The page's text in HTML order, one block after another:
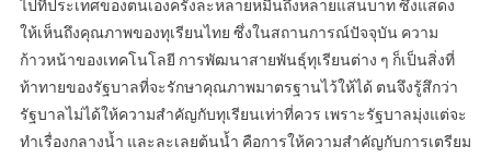
ไปที่ประเทศของตนเองครั้งละหลายหมื่นถึงหลายแสนบาท ซึ่งแสดง
ให้เห็นถึงคุณภาพของทุเรียนไทย ซึ่งในสถานการณ์ปัจจุบัน ความ
ก้าวหน้าของเทคโนโลยี การพัฒนาสายพันธุ์ทุเรียนต่าง ๆ ก็เป็นสิ่งที่
ท้าทายของรัฐบาลที่จะรักษาคุณภาพมาตรฐานไว้ให้ได้ ตนจึงรู้สึกว่า
รัฐบาลไม่ได้ให้ความสำคัญกับทุเรียนเท่าที่ควร เพราะรัฐบาลมุ่งแต่จะ
ทำเรื่องกลางน้ำ และละเลยต้นน้ำ คือการให้ความสำคัญกับการเตรียม